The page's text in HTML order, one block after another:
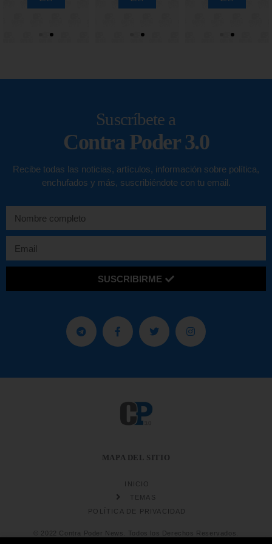
Suscríbete a
Contra Poder 3.0
Recibe todas las noticias, artículos, información sobre política,
enchufados y más, suscribiéndote con tu email.
SUSCRIBIRME
MAPA DEL SITIO
INICIO
TEMAS
POLÍTICA DE PRIVACIDAD
© 2022 Contra Poder News. Todos los Derechos Reservados.